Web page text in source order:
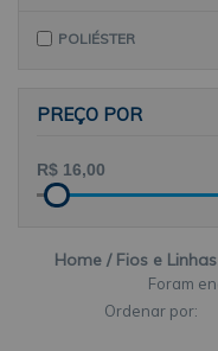
POLIÉSTER
PREÇO POR
Home Fios e Linhas
Ordenar por: